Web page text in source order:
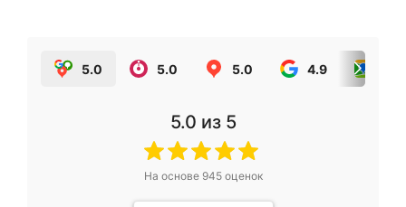
5.0 5.0 5.0 4.9
5.0 из 5
На основе 945оценок